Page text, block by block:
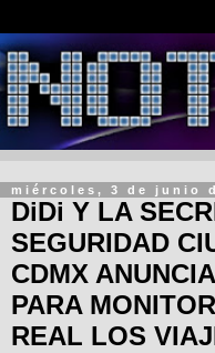
miércoles, 3 de junio
DiDi Y LA
SEGURIDAD
CDMX
PARA
REAL LOS